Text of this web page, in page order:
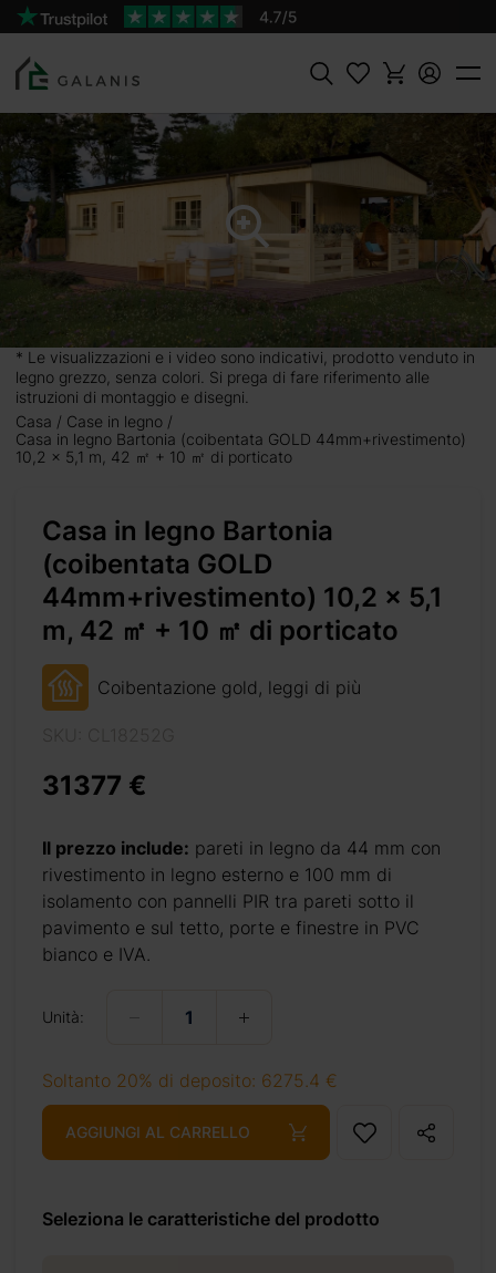
Cercare
* Le visualizzazioni e i video sono indicativi, prodotto venduto in
legno grezzo, senza colori. Si prega di fare riferimento alle
istruzioni di montaggio e disegni.
Casa
Case in legno
Casa in legno Bartonia (coibentata GOLD 44mm+rivestimento)
10,2 x 5,1 m, 42 ㎡ + 10 ㎡ di porticato
Casa in legno Bartonia
(coibentata GOLD
44mm+rivestimento) 10,2 x 5,1
m, 42 ㎡ + 10 ㎡ di porticato
Coibentazione gold, leggi di più
31377 €
Il prezzo include: pareti in legno da 44 mm con
rivestimento in legno esterno e 100 mm di
isolamento con pannelli PIR tra pareti sotto il
pavimento e sul tetto, porte e finestre in PVC
bianco e IVA.
Unità:
Soltanto 20% di deposito: 6275.4 €
AGGIUNGI AL CARRELLO
Seleziona le caratteristiche del prodotto
Bartonia Coibentata GOLD Pareti da 44
31377 €
e un porticato di
i tuoi ospiti, o il tuo
ospitare il
42-%e3%8e%a1-10-%e3%8e%a1-di-porticato/
+ 69 €